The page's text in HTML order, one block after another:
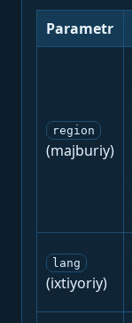
Parametr
region
(majburiy)
lang
(ixtiyoriy)